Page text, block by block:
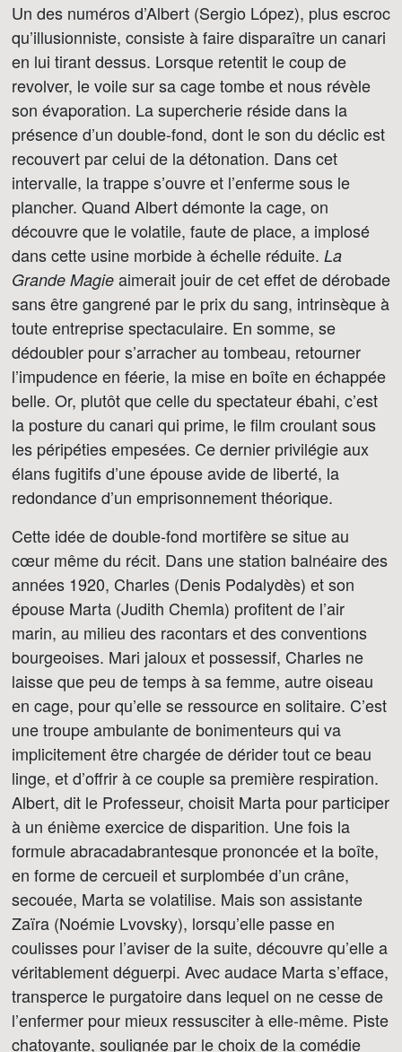
Un des numéros d’Albert (Sergio López), plus escroc
qu’illusionniste, consiste à faire disparaître un canari
en lui tirant dessus. Lorsque retentit le coup de
revolver, le voile sur sa cage tombe et nous révèle
son évaporation. La supercherie réside dans la
présence d’un double-fond, dont le son du déclic est
recouvert par celui de la détonation. Dans cet
intervalle, la trappe s’ouvre et l’enferme sous le
plancher. Quand Albert démonte la cage, on
découvre que le volatile, faute de place, a implosé
dans cette usine morbide à échelle réduite. La
Grande Magie aimerait jouir de cet effet de dérobade
sans être gangrené par le prix du sang, intrinsèque à
toute entreprise spectaculaire. En somme, se
dédoubler pour s’arracher au tombeau, retourner
l’impudence en féerie, la mise en boîte en échappée
belle. Or, plutôt que celle du spectateur ébahi, c’est
la posture du canari qui prime, le film croulant sous
les péripéties empesées. Ce dernier privilégie aux
élans fugitifs d’une épouse avide de liberté, la
redondance d’un emprisonnement théorique.
Cette idée de double-fond mortifère se situe au
cœur même du récit. Dans une station balnéaire des
années 1920, Charles (Denis Podalydès) et son
épouse Marta (Judith Chemla) profitent de l’air
marin, au milieu des racontars et des conventions
bourgeoises. Mari jaloux et possessif, Charles ne
laisse que peu de temps à sa femme, autre oiseau
en cage, pour qu’elle se ressource en solitaire. C’est
une troupe ambulante de bonimenteurs qui va
implicitement être chargée de dérider tout ce beau
linge, et d’offrir à ce couple sa première respiration.
Albert, dit le Professeur, choisit Marta pour participer
à un énième exercice de disparition. Une fois la
formule abracadabrantesque prononcée et la boîte,
en forme de cercueil et surplombée d’un crâne,
secouée, Marta se volatilise. Mais son assistante
Zaïra (Noémie Lvovsky), lorsqu’elle passe en
coulisses pour l’aviser de la suite, découvre qu’elle a
véritablement déguerpi. Avec audace Marta s’efface,
transperce le purgatoire dans lequel on ne cesse de
l’enfermer pour mieux ressusciter à elle-même. Piste
chatoyante, soulignée par le choix de la comédie